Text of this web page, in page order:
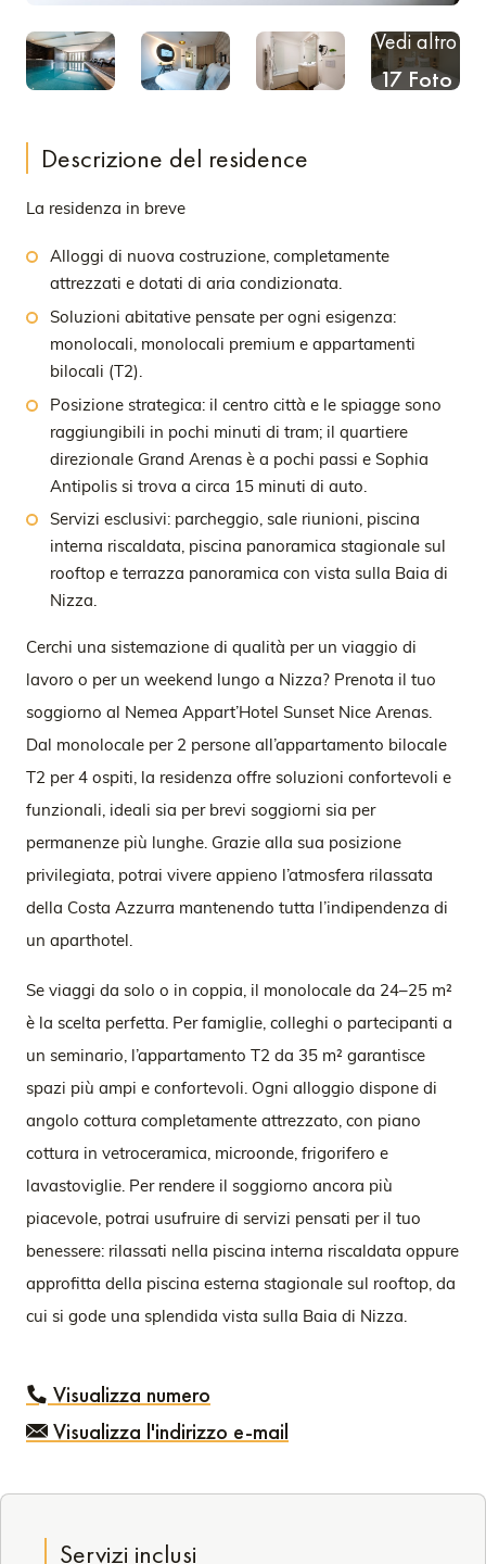
Vedi altro
17 Foto
Descrizione del residence
La residenza in breve
Alloggi di nuova costruzione, completamente
attrezzati e dotati di aria condizionata.
Soluzioni abitative pensate per ogni esigenza:
monolocali, monolocali premium e appartamenti
bilocali (T2).
Posizione strategica: il centro città e le spiagge sono
raggiungibili in pochi minuti di tram; il quartiere
direzionale Grand Arenas è a pochi passi e Sophia
Antipolis si trova a circa 15 minuti di auto.
Servizi esclusivi: parcheggio, sale riunioni, piscina
interna riscaldata, piscina panoramica stagionale sul
rooftop e terrazza panoramica con vista sulla Baia di
Nizza.
Cerchi una sistemazione di qualità per un viaggio di
lavoro o per un weekend lungo a Nizza? Prenota il tuo
soggiorno al Nemea Appart’Hotel Sunset Nice Arenas.
Dal monolocale per 2 persone all’appartamento bilocale
T2 per 4 ospiti, la residenza offre soluzioni confortevoli e
funzionali, ideali sia per brevi soggiorni sia per
permanenze più lunghe. Grazie alla sua posizione
privilegiata, potrai vivere appieno l’atmosfera rilassata
della Costa Azzurra mantenendo tutta l’indipendenza di
un aparthotel.
Se viaggi da solo o in coppia, il monolocale da 24–25 m²
è la scelta perfetta. Per famiglie, colleghi o partecipanti a
un seminario, l’appartamento T2 da 35 m² garantisce
spazi più ampi e confortevoli. Ogni alloggio dispone di
angolo cottura completamente attrezzato, con piano
cottura in vetroceramica, microonde, frigorifero e
lavastoviglie. Per rendere il soggiorno ancora più
piacevole, potrai usufruire di servizi pensati per il tuo
benessere: rilassati nella piscina interna riscaldata oppure
approfitta della piscina esterna stagionale sul rooftop, da
cui si gode una splendida vista sulla Baia di Nizza.
Visualizza numero
Visualizza l'indirizzo e-mail
Servizi inclusi